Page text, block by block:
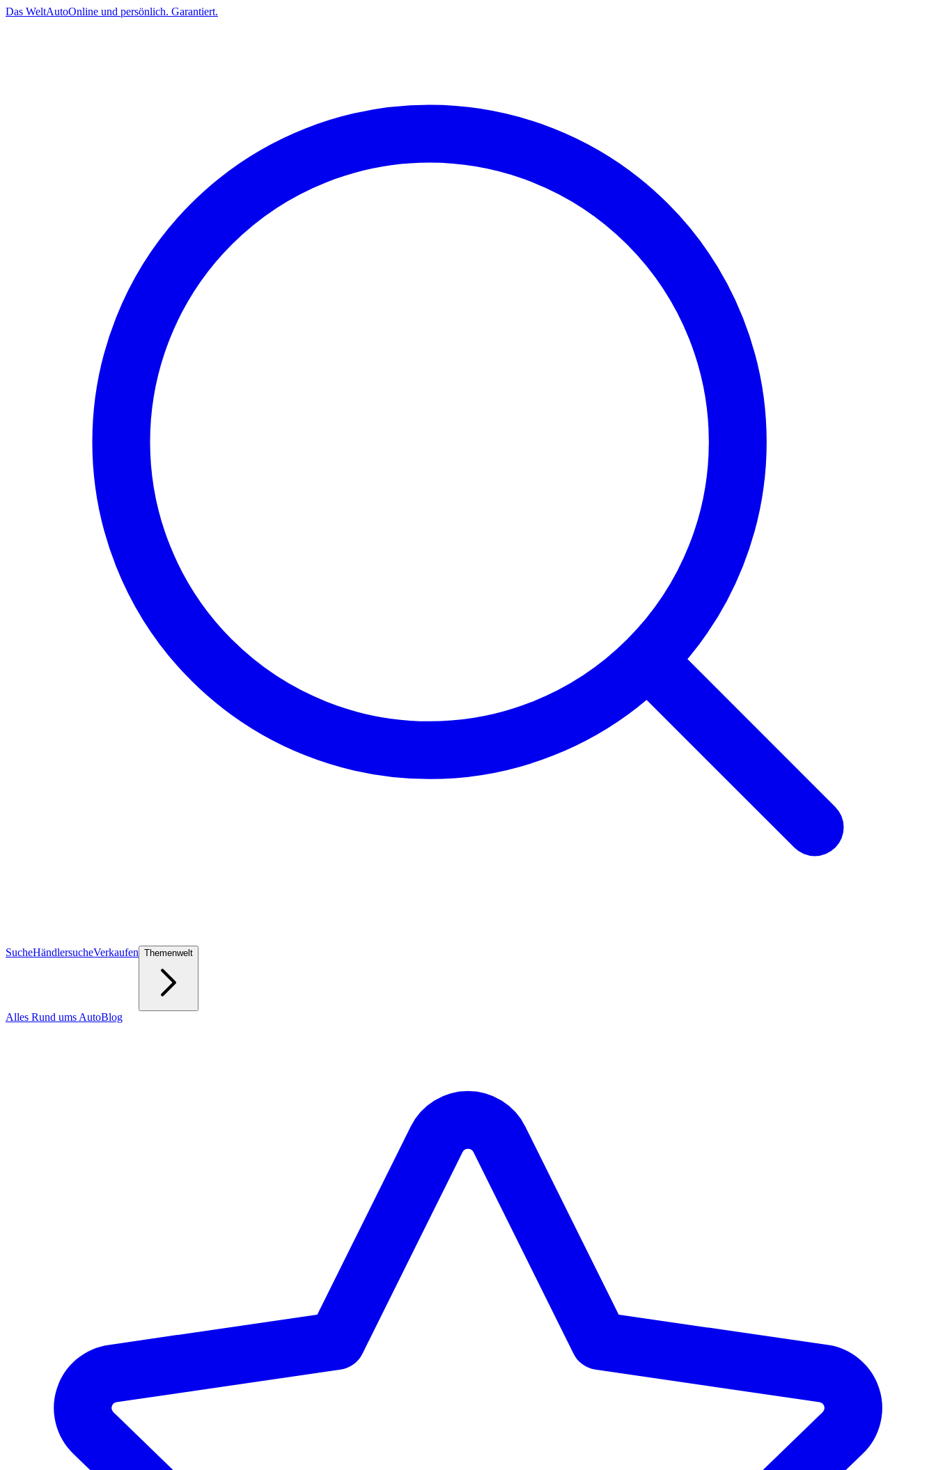
Das WeltAutoOnline und persönlich. Garantiert.
SucheHändlersucheVerkaufen Themenwelt
Alles Rund ums AutoBlog